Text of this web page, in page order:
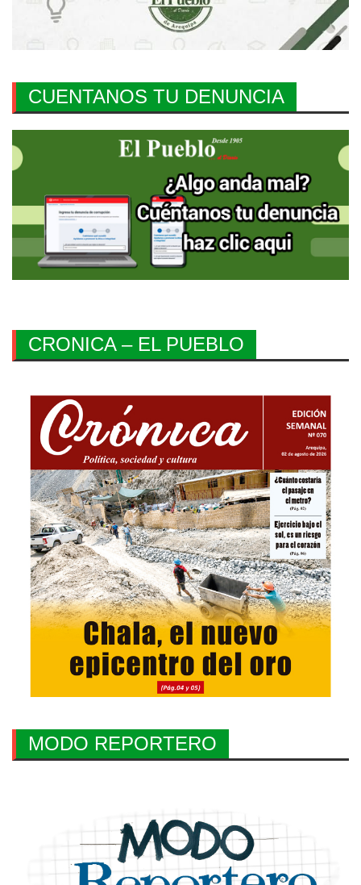
CUENTANOS TU DENUNCIA
CRONICA – EL PUEBLO
MODO REPORTERO